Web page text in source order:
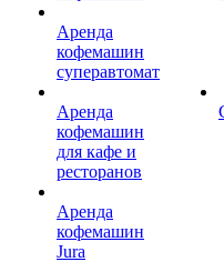
Аренда
кофемашин
суперавтомат
Аренда
кофемашин
для кафе и
ресторанов
Аренда
кофемашин
Jura